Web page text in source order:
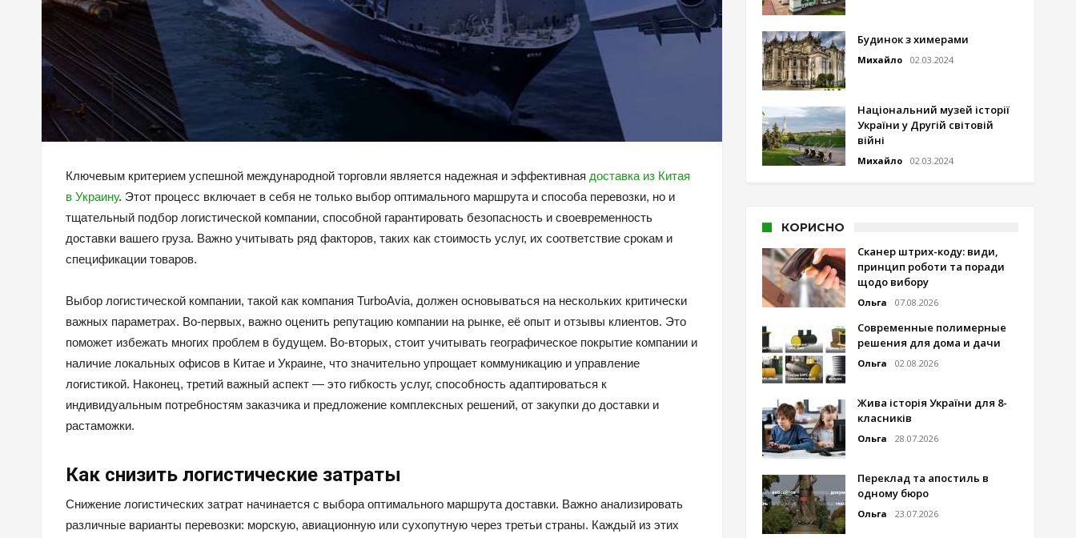
Ключевым критерием успешной международной торговли является надежная и эффективная доставка из Китая
в Украину. Этот процесс включает в себя не только выбор оптимального маршрута и способа перевозки, но и
тщательный подбор логистической компании, способной гарантировать безопасность и своевременность
доставки вашего груза. Важно учитывать ряд факторов, таких как стоимость услуг, их соответствие срокам и
спецификации товаров.
Выбор логистической компании, такой как компания TurboAvia, должен основываться на нескольких критически
важных параметрах. Во-первых, важно оценить репутацию компании на рынке, её опыт и отзывы клиентов. Это
поможет избежать многих проблем в будущем. Во-вторых, стоит учитывать географическое покрытие компании и
наличие локальных офисов в Китае и Украине, что значительно упрощает коммуникацию и управление
логистикой. Наконец, третий важный аспект — это гибкость услуг, способность адаптироваться к
индивидуальным потребностям заказчика и предложение комплексных решений, от закупки до доставки и
растаможки.
Как снизить логистические затраты
Снижение логистических затрат начинается с выбора оптимального маршрута доставки. Важно анализировать
различные варианты перевозки: морскую, авиационную или сухопутную через третьи страны. Каждый из этих
Будинок з химерами
Михайло 02.03.2024
Національний музей історії
України у Другій світовій
війні
Михайло 02.03.2024
КОРИСНО
Сканер штрих-коду: види,
принцип роботи та поради
щодо вибору
Ольга 07.08.2026
Современные полимерные
решения для дома и дачи
Ольга 02.08.2026
Жива історія України для 8-
класників
Ольга 28.07.2026
Переклад та апостиль в
одному бюро
Ольга 23.07.2026